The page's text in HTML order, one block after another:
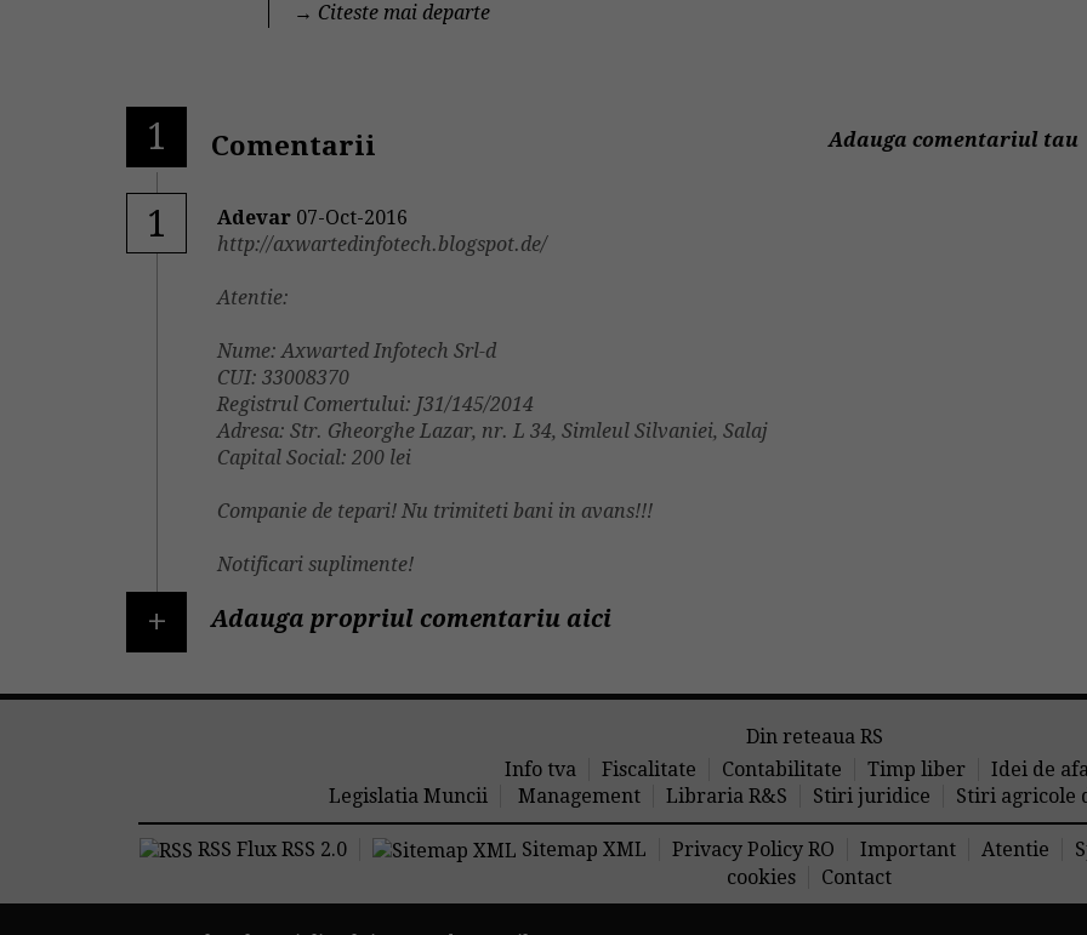
→ Citeste mai departe
1 Comentarii Adauga comentariul tau
1 Adevar 07-Oct-2016
http://axwartedinfotech.blogspot.de/
Atentie:
Nume: Axwarted Infotech Srl-d
CUI: 33008370
Registrul Comertului: J31/145/2014
Adresa: Str. Gheorghe Lazar, nr. L 34, Simleul Silvaniei, Salaj
Capital Social: 200 lei
Companie de tepari! Nu trimiteti bani in avans!!!
Notificari suplimente!
+ Adauga propriul comentariu aici
Din reteaua RS
Info tva
Fiscalitate Contabilitate Timp liber
Idei de
Legislatia Muncii
Management Libraria R&S Stiri juridice Stiri agricole
RSS Flux RSS 2.0 Sitemap XML Privacy Policy RO Important Atentie
cookies
Contact